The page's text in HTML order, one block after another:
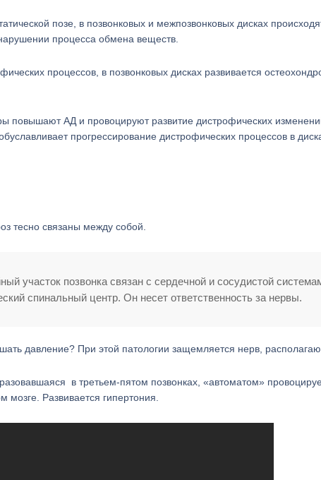
позе, в позвонковых и межпозвонковых дисках
процесса обмена веществ.
процессов, в позвонковых дисках развивается
повышают АД и провоцируют развитие дистрофических
прогрессирование дистрофических процессов в
тесно связаны между собой.
участок позвонка связан с сердечной и сосудистой
спинальный центр. Он несет ответственность за нервы.
давление? При этой патологии защемляется нерв,
в третьем-пятом позвонках, «автоматом»
Развивается гипертония.